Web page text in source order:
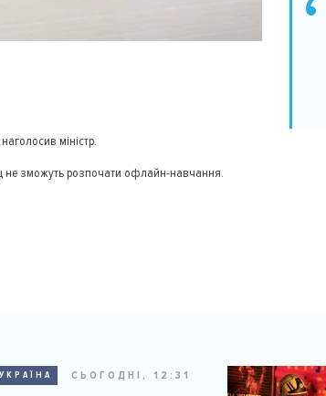
міністр.
не зможуть розпочати офлайн-навчання.
УКРАЇНА СЬОГОДНІ, 12:31